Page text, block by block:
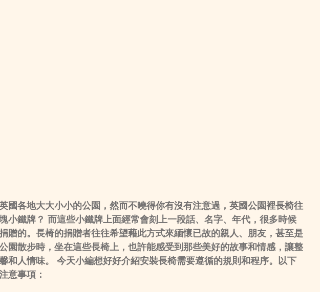
國各地大大小小的公園，然而不曉得你有沒有注意過，英國公園裡長椅往
小鐵牌？ 而這些小鐵牌上面經常會刻上一段話、名字、年代，很多時候
贈的。長椅的捐贈者往往希望藉此方式來緬懷已故的親人、朋友，甚至是
園散步時，坐在這些長椅上，也許能感受到那些美好的故事和情感，讓整
和人情味。 今天小編想好好介紹安裝長椅需要遵循的規則和程序。以下
意事項：